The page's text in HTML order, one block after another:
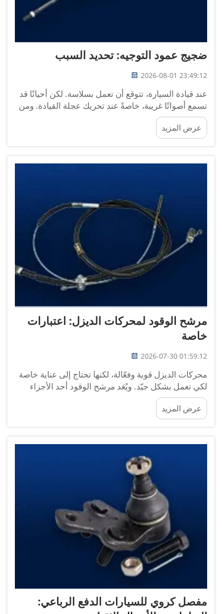
ضجيج عمود التوجيه: تحديد السبب
2026-08-01 23:49:12
عند قيادة السيارة، تتوقع أن تعمل بسلاسة. لكن أحيانًا قد
تسمع أصواتًا غريبة، خاصةً عند تحريك عجلة القيادة. ومن
المشكلات الشائعة ضجيج ناتج عن عمود التوجيه. وعمود
التوجيه جزءٌ من نظام التوجيه الذي...
عرض المزيد
مرشح الوقود لمحركات الديزل: اعتبارات
خاصة
2026-07-30 01:59:12
محركات الديزل قوية وفعّالة، لكنها تحتاج إلى عناية خاصة
لكي تعمل بشكل جيّد. ويُعَد مرشح الوقود أحد الأجزاء
المهمة في هذه العناية. ويساعد مرشح الوقود في الحفاظ
على نظافة المحرك من خلال منع الغبار والشوائب الأخرى
من الدخول إليه. وإذا...
عرض المزيد
مفصل كروي للسيارات الدفع الرباعي: